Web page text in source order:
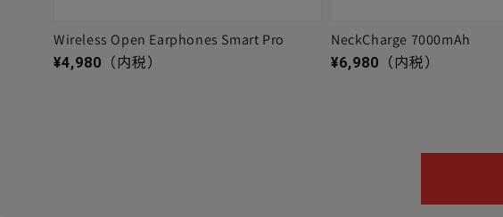
Wireless Open Earphones Smart Pro
通常価格
¥4,980 （内税）
NeckCharge 7000mAh
通常価格
¥6,980 （内税）